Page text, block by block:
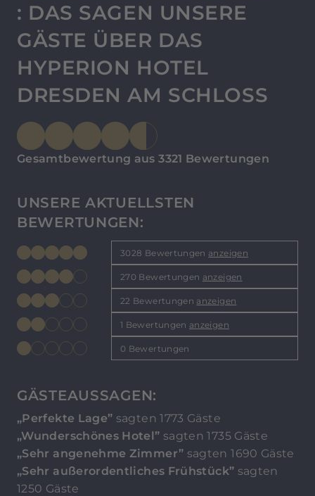
: DAS SAGEN UNSERE
GÄSTE ÜBER DAS
HYPERION HOTEL
DRESDEN AM SCHLOSS
Gesamtbewertung aus 3321 Bewertungen
UNSERE AKTUELLSTEN
BEWERTUNGEN:
3028 Bewertungen anzeigen
270 Bewertungen anzeigen
22 Bewertungen anzeigen
1 Bewertungen anzeigen
0 Bewertungen
GÄSTEAUSSAGEN:
„Perfekte Lage” sagten 1773 Gäste
„Wunderschönes Hotel” sagten 1735 Gäste
„Sehr angenehme Zimmer” sagten 1690 Gäste
„Sehr außerordentliches Frühstück” sagten
1250 Gäste